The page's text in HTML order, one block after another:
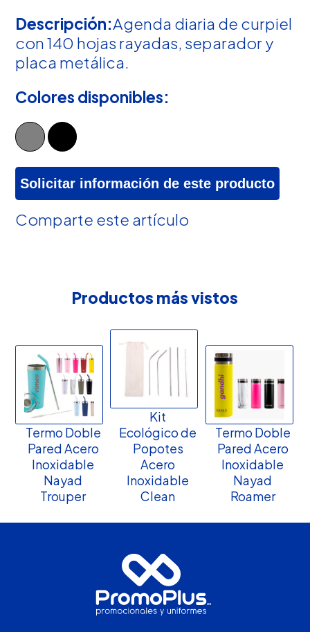
Descripción:Agenda diaria de curpiel
con 140 hojas rayadas, separador y
placa metálica.
Colores disponibles:
Solicitar información de este producto
Comparte este artículo
Productos más vistos
Termo Doble
Pared Acero
Inoxidable
Nayad
Trouper
Kit
Ecológico de
Popotes
Acero
Inoxidable
Clean
Termo Doble
Pared Acero
Inoxidable
Nayad
Roamer